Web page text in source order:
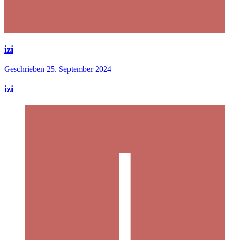
izi
Geschrieben 25. September 2024
izi